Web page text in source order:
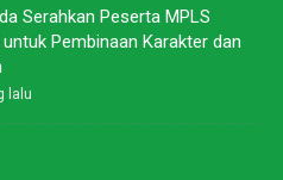
Serahkan Peserta MPLS
Pembinaan Karakter dan
lalu